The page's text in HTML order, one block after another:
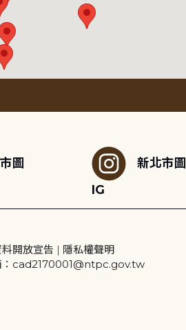
圖
新北市圖
IG
開放宣告 | 隱私權聲明
：cad2170001@ntpc.gov.tw